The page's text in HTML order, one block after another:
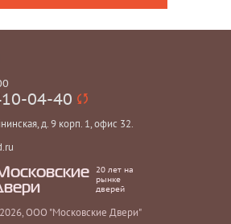
04-40
д. 9 корп. 1, офис 32.
20 лет на
рынке
дверей
ООО "Московские Двери"